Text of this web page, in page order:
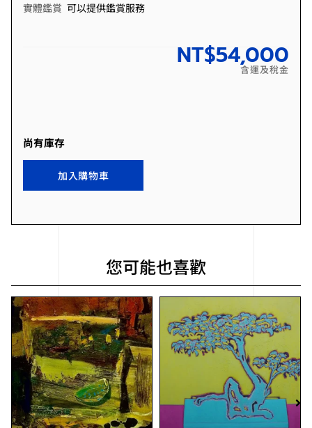
實體鑑賞 可以提供鑑賞服務
NT$54,000
含運及稅金
尚有庫存
加入購物車
您可能也喜歡